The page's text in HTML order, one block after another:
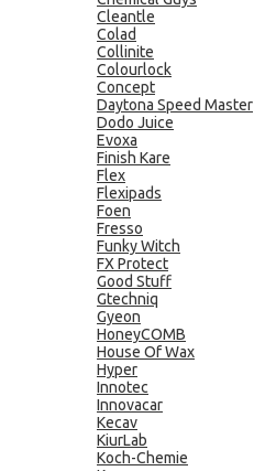
Cleantle
Colad
Collinite
Colourlock
Concept
Daytona Speed Master
Dodo Juice
Evoxa
Finish Kare
Flex
Flexipads
Foen
Fresso
Funky Witch
FX Protect
Good Stuff
Gtechniq
Gyeon
HoneyCOMB
House Of Wax
Hyper
Innotec
Innovacar
Kecav
KiurLab
Koch-Chemie